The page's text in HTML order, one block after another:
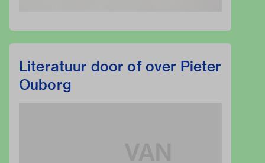
Literatuur door of over Pieter
Ouborg